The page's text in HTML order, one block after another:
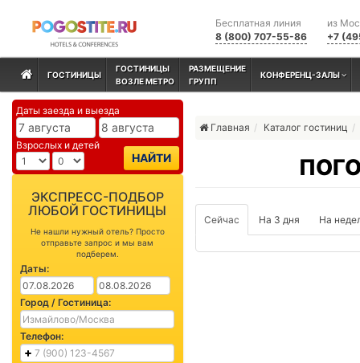
из
+7
Бесплатная линия
8 (800) 707-55-86
ГОСТИНИЦЫ
ГОСТИНИЦЫ
ВОЗЛЕ МЕТРО
РАЗМЕЩЕНИЕ
ГРУПП
КОНФЕРЕНЦ-ЗАЛЫ
Даты заезда и выезда
Взрослых и детей
НАЙТИ
ЭКСПРЕСС-ПОДБОР
ЛЮБОЙ ГОСТИНИЦЫ
Не нашли нужный отель? Просто
отправьте запрос и мы вам
подберем.
Даты:
Город / Гостиница:
Телефон:
Главная Каталог гостиниц
Сейчас На 3 дня На